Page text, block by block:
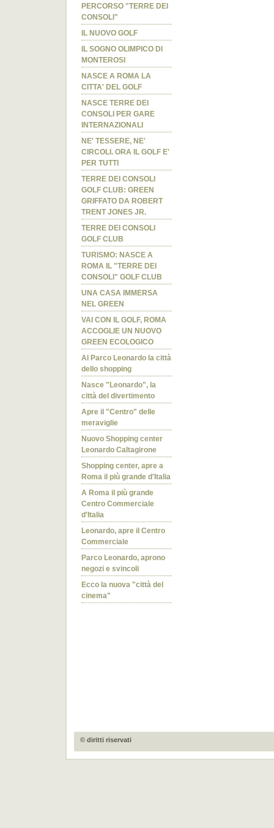
PERCORSO "TERRE DEI
CONSOLI"
IL NUOVO GOLF
IL SOGNO OLIMPICO DI
MONTEROSI
NASCE A ROMA LA
CITTA' DEL GOLF
NASCE TERRE DEI
CONSOLI PER GARE
INTERNAZIONALI
NE' TESSERE, NE'
CIRCOLI. ORA IL GOLF E'
PER TUTTI
TERRE DEI CONSOLI
GOLF CLUB: GREEN
GRIFFATO DA ROBERT
TRENT JONES JR.
TERRE DEI CONSOLI
GOLF CLUB
TURISMO: NASCE A
ROMA IL "TERRE DEI
CONSOLI" GOLF CLUB
UNA CASA IMMERSA
NEL GREEN
VAI CON IL GOLF, ROMA
ACCOGLIE UN NUOVO
GREEN ECOLOGICO
Al Parco Leonardo la città
dello shopping
Nasce "Leonardo", la
città del divertimento
Apre il "Centro" delle
meraviglie
Nuovo Shopping center
Leonardo Caltagirone
Shopping center, apre a
Roma il più grande d'Italia
A Roma il più grande
Centro Commerciale
d'Italia
Leonardo, apre il Centro
Commerciale
Parco Leonardo, aprono
negozi e svincoli
Ecco la nuova "città del
cinema"
© diritti riservati